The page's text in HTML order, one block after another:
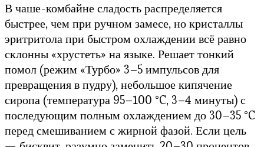
В чаше-комбайне сладость распределяется
быстрее, чем при ручном замесе, но кристаллы
эритритола при быстром охлаждении всё равно
склонны «хрустеть» на языке. Решает тонкий
помол (режим «Турбо» 3–5 импульсов для
превращения в пудру), небольшое кипячение
сиропа (температура 95–100 °C, 3–4 минуты) с
последующим полным охлаждением до 30–35 °C
перед смешиванием с жирной фазой. Если цель